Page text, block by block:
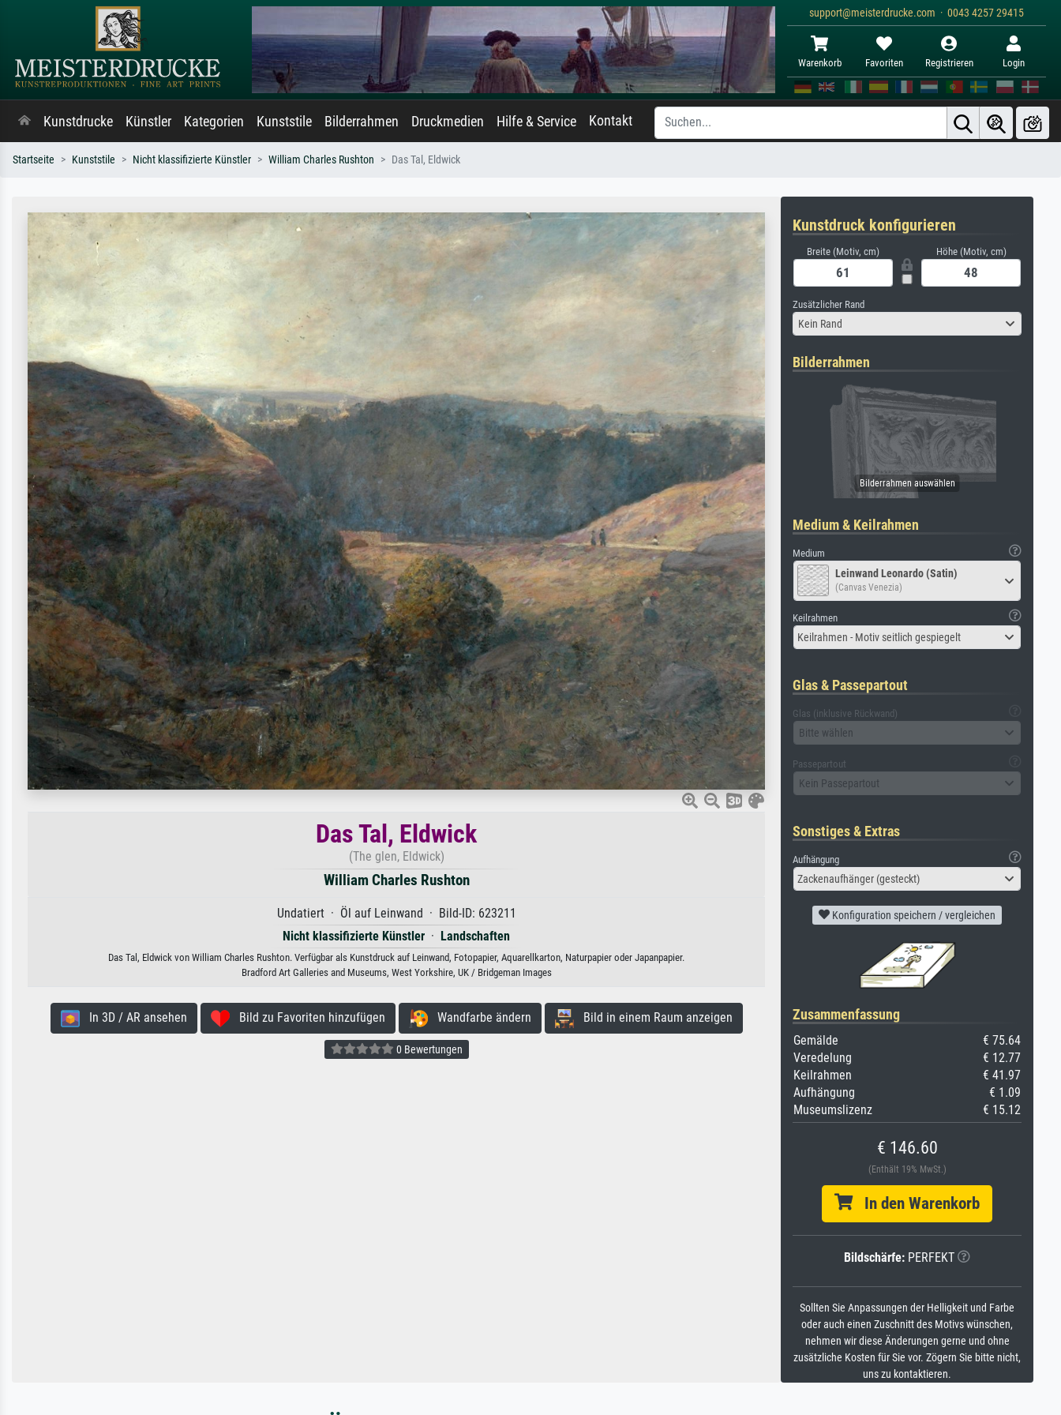
support@meisterdrucke.com · 0043 4257 29415
Warenkorb Favoriten Registrieren Login
Kunstdrucke Künstler Kategorien Kunststile Bilderrahmen Druckmedien Hilfe & Service Kontakt
Startseite Kunststile Nicht klassifizierte Künstler William Charles Rushton Das Tal, Eldwick
Das Tal, Eldwick
(The glen, Eldwick)
William Charles Rushton
Undatiert · Öl auf Leinwand · Bild-ID: 623211
Nicht klassifizierte Künstler · Landschaften
Das Tal, Eldwick von William Charles Rushton. Verfügbar als Kunstdruck auf Leinwand, Fotopapier, Aquarellkarton, Naturpapier oder Japanpapier.
Bradford Art Galleries and Museums, West Yorkshire, UK / Bridgeman Images
In 3D / AR ansehen Bild zu Favoriten hinzufügen Wandfarbe ändern Bild in einem Raum anzeigen
0 Bewertungen
Kunstdruck konfigurieren
Breite (Motiv, cm) Höhe (Motiv, cm)
Zusätzlicher Rand
Kein Rand
Bilderrahmen
Medium & Keilrahmen
Medium
Leinwand Leonardo (Satin)
(Canvas Venezia)
Keilrahmen
Keilrahmen - Motiv seitlich gespiegelt
Glas & Passepartout
Glas (inklusive Rückwand)
Bitte wählen
Passepartout
Kein Passepartout
Sonstiges & Extras
Aufhängung
Zackenaufhänger (gesteckt)
Konfiguration speichern / vergleichen
Zusammenfassung
Gemälde
€ 75.64
Veredelung
€ 12.77
Keilrahmen
€ 41.97
Aufhängung
€ 1.09
Museumslizenz
€ 15.12
€ 146.60
(Enthält 19% MwSt.)
In den Warenkorb
Bildschärfe: PERFEKT
Sollten Sie Anpassungen der Helligkeit und Farbe
oder auch einen Zuschnitt des Motivs wünschen,
nehmen wir diese Änderungen gerne und ohne
zusätzliche Kosten für Sie vor. Zögern Sie bitte nicht,
uns zu kontaktieren.